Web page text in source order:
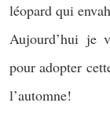
léopard qui
Aujourd’hui je
pour adopter
l’automne!